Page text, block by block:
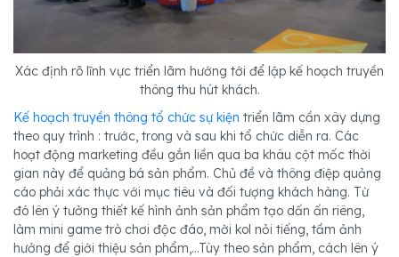
Xác định rõ lĩnh vực triển lãm hướng tới để lập kế hoạch truyền
thông thu hút khách.
Kế hoạch truyền thông tổ chức sự kiện triển lãm cần xây dựng
theo quy trình : trước, trong và sau khi tổ chức diễn ra. Các
hoạt động marketing đều gắn liền qua ba khâu cột mốc thời
gian này để quảng bá sản phẩm. Chủ đề và thông điệp quảng
cáo phải xác thực với mục tiêu và đối tượng khách hàng. Từ
đó lên ý tưởng thiết kế hình ảnh sản phẩm tạo dấn ấn riêng,
làm mini game trò chơi độc đáo, mời kol nỏi tiếng, tầm ảnh
hưởng để giới thiệu sản phẩm,...Tùy theo sản phẩm, cách lên ý